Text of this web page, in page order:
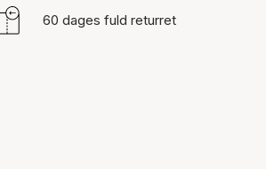
60 dages fuld returret